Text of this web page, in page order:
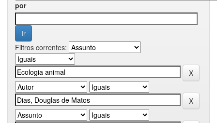
por
Filtros correntes: